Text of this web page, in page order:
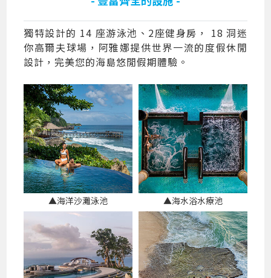
獨特設計的 14 座游泳池、2座健身房， 18 洞迷
你高爾夫球場，阿雅娜提供世界一流的度假休閒
設計，完美您的海島悠閒假期體驗。
▲海洋沙灘泳池 ▲海水浴水療池